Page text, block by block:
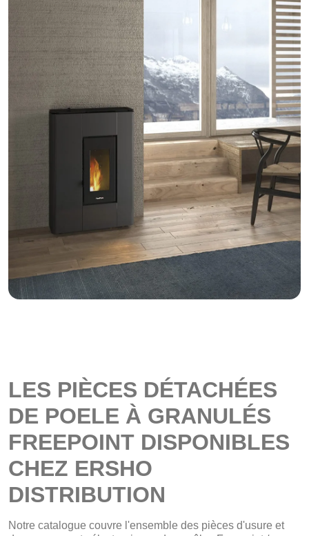
LES PIÈCES DÉTACHÉES
DE POELE À GRANULÉS
FREEPOINT DISPONIBLES
CHEZ ERSHO
DISTRIBUTION
Notre catalogue couvre l'ensemble des pièces d'usure et